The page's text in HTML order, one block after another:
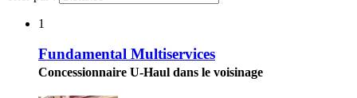
1
Fundamental Multiservices
Concessionnaire U-Haul dans le voisinage